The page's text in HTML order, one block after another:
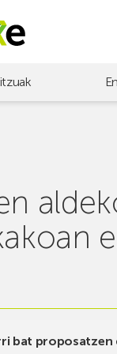
bat proposatzen